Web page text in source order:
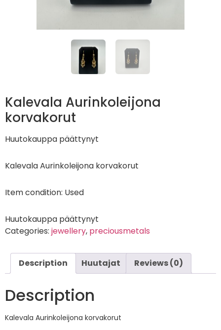
Kalevala Aurinkoleijona
korvakorut
Huutokauppa päättynyt
Kalevala Aurinkoleijona korvakorut
Item condition: Used
Huutokauppa päättynyt
Categories: jewellery, preciousmetals
Description Huutajat Reviews (0)
Description
Kalevala Aurinkoleijona korvakorut